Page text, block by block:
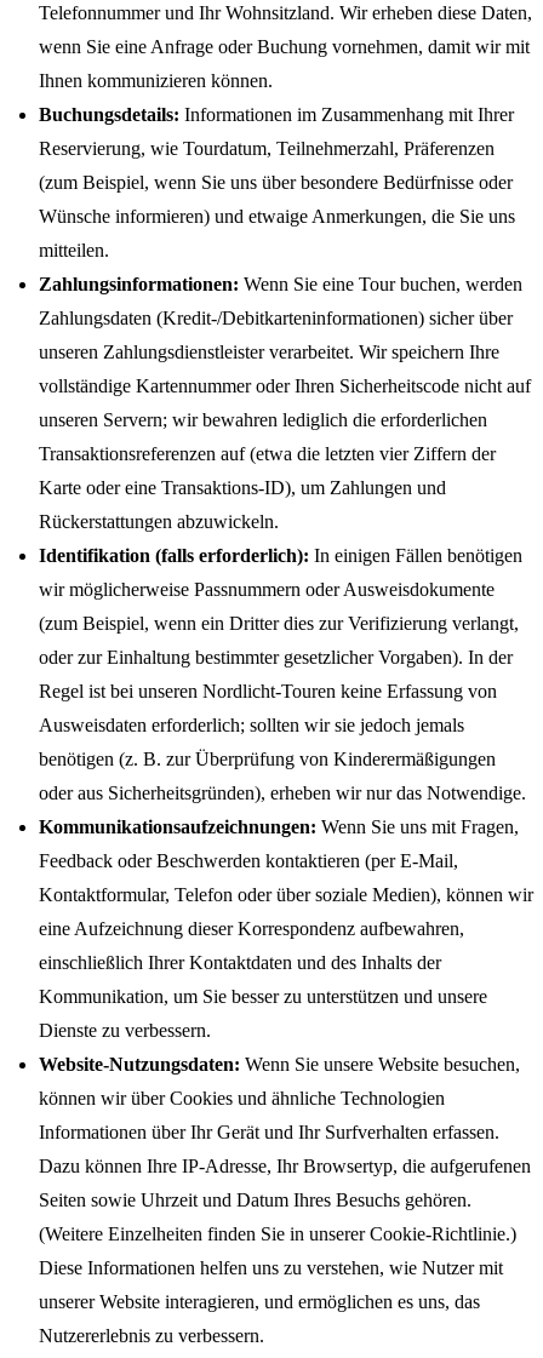
Telefonnummer und Ihr Wohnsitzland. Wir erheben diese Daten,
wenn Sie eine Anfrage oder Buchung vornehmen, damit wir mit
Ihnen kommunizieren können.
Buchungsdetails: Informationen im Zusammenhang mit Ihrer
Reservierung, wie Tourdatum, Teilnehmerzahl, Präferenzen
(zum Beispiel, wenn Sie uns über besondere Bedürfnisse oder
Wünsche informieren) und etwaige Anmerkungen, die Sie uns
mitteilen.
Zahlungsinformationen: Wenn Sie eine Tour buchen, werden
Zahlungsdaten (Kredit-/Debitkarteninformationen) sicher über
unseren Zahlungsdienstleister verarbeitet. Wir speichern Ihre
vollständige Kartennummer oder Ihren Sicherheitscode nicht auf
unseren Servern; wir bewahren lediglich die erforderlichen
Transaktionsreferenzen auf (etwa die letzten vier Ziffern der
Karte oder eine Transaktions-ID), um Zahlungen und
Rückerstattungen abzuwickeln.
Identifikation (falls erforderlich): In einigen Fällen benötigen
wir möglicherweise Passnummern oder Ausweisdokumente
(zum Beispiel, wenn ein Dritter dies zur Verifizierung verlangt,
oder zur Einhaltung bestimmter gesetzlicher Vorgaben). In der
Regel ist bei unseren Nordlicht-Touren keine Erfassung von
Ausweisdaten erforderlich; sollten wir sie jedoch jemals
benötigen (z. B. zur Überprüfung von Kinderermäßigungen
oder aus Sicherheitsgründen), erheben wir nur das Notwendige.
Kommunikationsaufzeichnungen: Wenn Sie uns mit Fragen,
Feedback oder Beschwerden kontaktieren (per E-Mail,
Kontaktformular, Telefon oder über soziale Medien), können wir
eine Aufzeichnung dieser Korrespondenz aufbewahren,
einschließlich Ihrer Kontaktdaten und des Inhalts der
Kommunikation, um Sie besser zu unterstützen und unsere
Dienste zu verbessern.
Website-Nutzungsdaten: Wenn Sie unsere Website besuchen,
können wir über Cookies und ähnliche Technologien
Informationen über Ihr Gerät und Ihr Surfverhalten erfassen.
Dazu können Ihre IP-Adresse, Ihr Browsertyp, die aufgerufenen
Seiten sowie Uhrzeit und Datum Ihres Besuchs gehören.
(Weitere Einzelheiten finden Sie in unserer Cookie-Richtlinie.)
Diese Informationen helfen uns zu verstehen, wie Nutzer mit
unserer Website interagieren, und ermöglichen es uns, das
Nutzererlebnis zu verbessern.